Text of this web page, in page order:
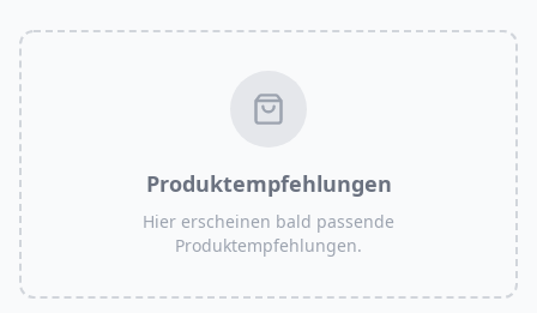
Produktempfehlungen
Hier erscheinen bald passende
Produktempfehlungen.